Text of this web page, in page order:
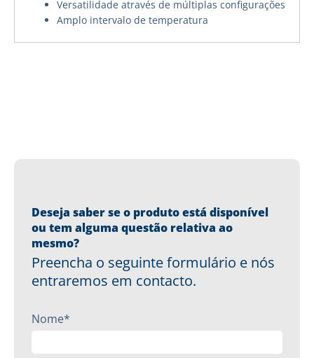
Versatilidade através de múltiplas configurações
Amplo intervalo de temperatura
Deseja saber se o produto está disponível
ou tem alguma questão relativa ao
mesmo?
Preencha o seguinte formulário e nós
entraremos em contacto.
Nome*